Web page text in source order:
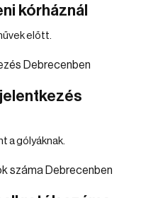
kórháznál
előtt.
a gólyáknak.